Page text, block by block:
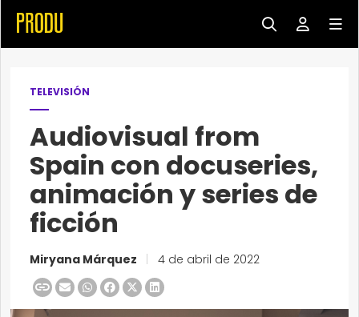
TELEVISIÓN
Audiovisual from
Spain con docuseries,
animación y series de
ficción
Miryana Márquez 4 de abril de 2022